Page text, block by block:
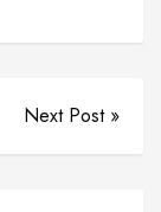
Next Post »